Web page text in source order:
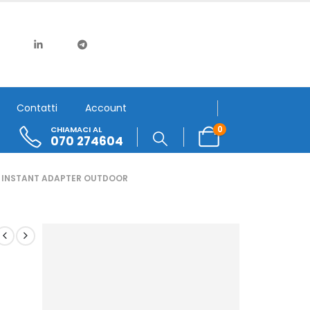
Contatti Account
CHIAMACI AL
070 274604
0
ADAPTER OUTDOOR